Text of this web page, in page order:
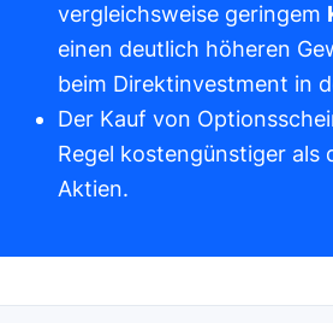
vergleichsweise geringem
einen deutlich höheren
beim Direktinvestment in
Der Kauf von
Regel kostengünstiger als
Aktien.